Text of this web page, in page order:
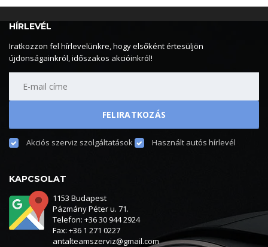
HÍRLEVÉL
Iratkozzon fel hírlevelünkre, hogy elsőként értesüljön
újdonságainkról, időszakos akcióinkról!
Akciós szerviz szolgáltatások Használt autós hírlevél
KAPCSOLAT
1153 Budapest
Pázmány Péter u. 71.
Telefon: +36 30 944 2924
Fax: +36 1 271 0227
antalteamszerviz@gmail.com